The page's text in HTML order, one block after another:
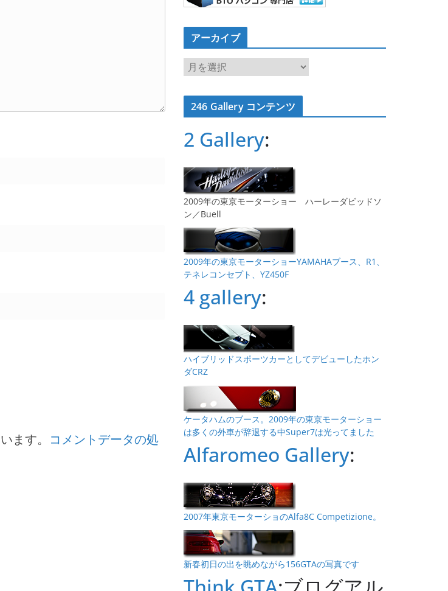
ます。 コメントデータの処
アーカイブ
ア
ー
カ
イ246 Gallery コンテンツ
2 Gallery:
2009年の東京モーターショー ハーレーダビッドソ
ン／Buell
2009年の東京モーターショーYAMAHAブース、R1、
テネレコンセプト、YZ450F
4 gallery:
ハイブリッドスポーツカーとしてデビューしたホン
ダCRZ
ケータハムのブース。2009年の東京モーターショー
は多くの外車が辞退する中Super7は光ってました
Alfaromeo Gallery:
2007年東京モーターショのAlfa8C Competizione。
新春初日の出を眺めながら156GTAの写真です